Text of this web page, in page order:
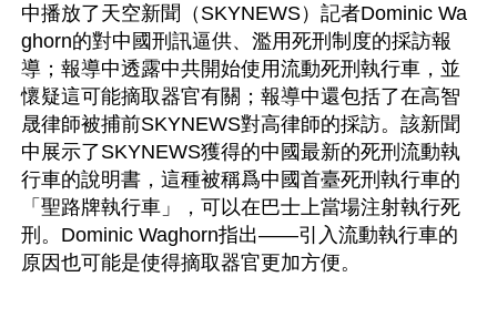
中播放了天空新聞（SKYNEWS）記者Dominic Wa
ghorn的對中國刑訊逼供、濫用死刑制度的採訪報
導；報導中透露中共開始使用流動死刑執行車，並
懷疑這可能摘取器官有關；報導中還包括了在高智
晟律師被捕前SKYNEWS對高律師的採訪。該新聞
中展示了SKYNEWS獲得的中國最新的死刑流動執
行車的說明書，這種被稱爲中國首臺死刑執行車的
「聖路牌執行車」，可以在巴士上當場注射執行死
刑。Dominic Waghorn指出——引入流動執行車的